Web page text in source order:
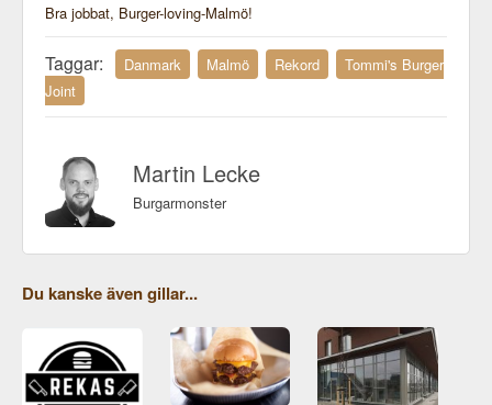
Bra jobbat, Burger-loving-Malmö!
Taggar: Danmark Malmö Rekord
Tommi's Burger
Joint
Martin Lecke
Burgarmonster
Du kanske även gillar...